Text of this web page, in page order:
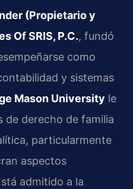
(Propietario y
Of SRIS, P.C., fundó
como
y sistemas
Mason University le
de derecho de familia
particularmente
aspectos
admitido a la